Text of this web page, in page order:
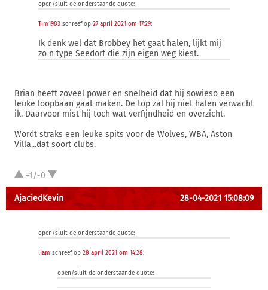
open/sluit de onderstaande quote:
Tim1983 schreef op 27 april 2021 om 17:29:
Ik denk wel dat Brobbey het gaat halen, lijkt mij
zo n type Seedorf die zijn eigen weg kiest.
Brian heeft zoveel power en snelheid dat hij sowieso een
leuke loopbaan gaat maken. De top zal hij niet halen verwacht
ik. Daarvoor mist hij toch wat verfijndheid en overzicht.
Wordt straks een leuke spits voor de Wolves, WBA, Aston
Villa...dat soort clubs.
+1/-0
AjaciedKevin 28-04-2021 15:08:09
open/sluit de onderstaande quote:
liam schreef op 28 april 2021 om 14:28:
open/sluit de onderstaande quote: